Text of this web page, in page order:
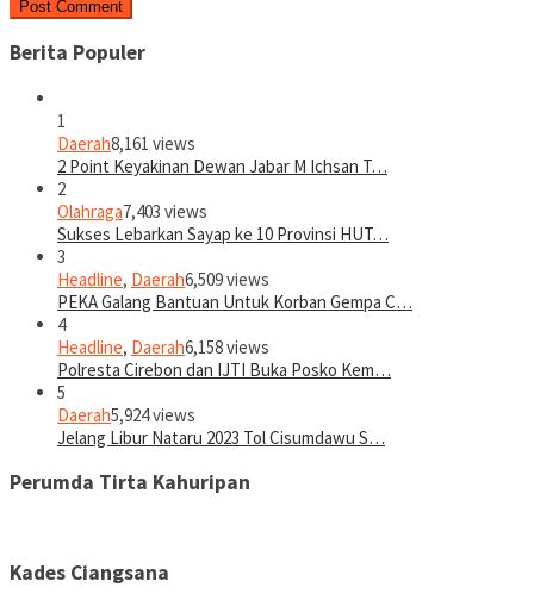
Berita Populer
1
Daerah8,161 views
2 Point Keyakinan Dewan Jabar M Ichsan T…
2
Olahraga7,403 views
Sukses Lebarkan Sayap ke 10 Provinsi HUT…
3
Headline, Daerah6,509 views
PEKA Galang Bantuan Untuk Korban Gempa C…
4
Headline, Daerah6,158 views
Polresta Cirebon dan IJTI Buka Posko Kem…
5
Daerah5,924 views
Jelang Libur Nataru 2023 Tol Cisumdawu S…
Perumda Tirta Kahuripan
Kades Ciangsana